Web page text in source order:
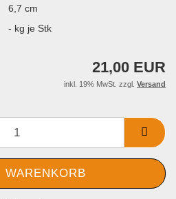
6,7 cm
- kg je Stk
21,00 EUR
inkl. 19% MwSt. zzgl. Versand